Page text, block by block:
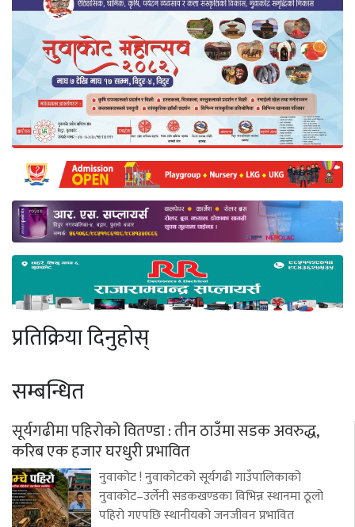
प्रतिक्रिया दिनुहोस्
सम्बन्धित
सूर्यगढीमा पहिरोको वितण्डा : तीन ठाउँमा सडक अवरुद्ध,
करिब एक हजार घरधुरी प्रभावित
नुवाकोट ! नुवाकोटको सूर्यगढी गाउँपालिकाको
नुवाकोट–उर्लेनी सडकखण्डका विभिन्न स्थानमा ठूलो
पहिरो गएपछि स्थानीयको जनजीवन प्रभावित